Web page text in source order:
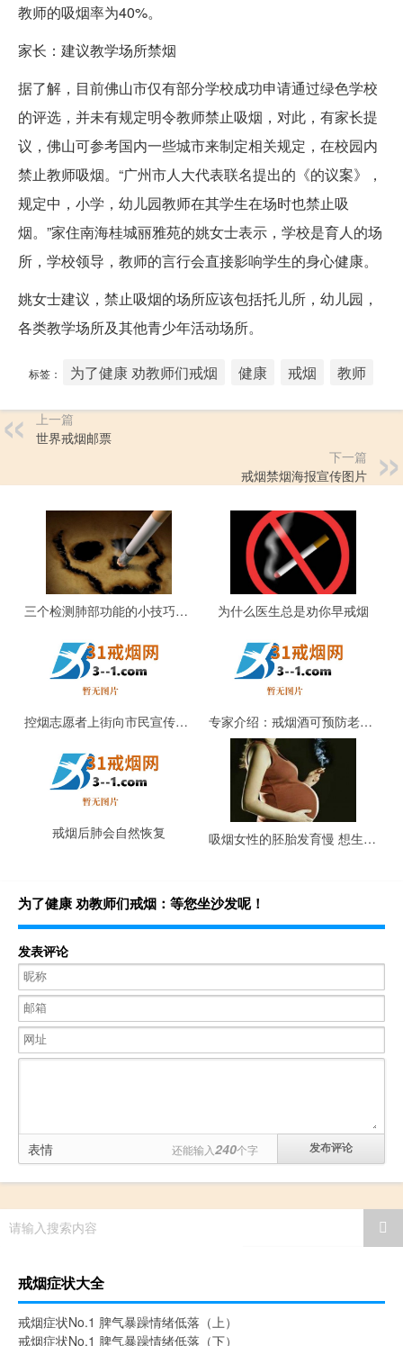
教师的吸烟率为40%。
家长：建议教学场所禁烟
据了解，目前佛山市仅有部分学校成功申请通过绿色学校
的评选，并未有规定明令教师禁止吸烟，对此，有家长提
议，佛山可参考国内一些城市来制定相关规定，在校园内
禁止教师吸烟。“广州市人大代表联名提出的《的议案》，
规定中，小学，幼儿园教师在其学生在场时也禁止吸
烟。”家住南海桂城丽雅苑的姚女士表示，学校是育人的场
所，学校领导，教师的言行会直接影响学生的身心健康。
姚女士建议，禁止吸烟的场所应该包括托儿所，幼儿园，
各类教学场所及其他青少年活动场所。
标签： 为了健康 劝教师们戒烟 健康 戒烟 教师
上一篇
世界戒烟邮票
下一篇
戒烟禁烟海报宣传图片
三个检测肺部功能的小技巧，看看是否需要戒烟了 为什么医生总是劝你早戒烟
控烟志愿者上街向市民宣传戒烟 专家介绍：戒烟酒可预防老年耳聋
戒烟后肺会自然恢复 吸烟女性的胚胎发育慢 想生育先戒烟
为了健康 劝教师们戒烟：等您坐沙发呢！
发表评论
表情 还能输入240个字
请输入搜索内容
戒烟症状大全
戒烟症状No.1 脾气暴躁情绪低落（上）
戒烟症状No.1 脾气暴躁情绪低落（下）